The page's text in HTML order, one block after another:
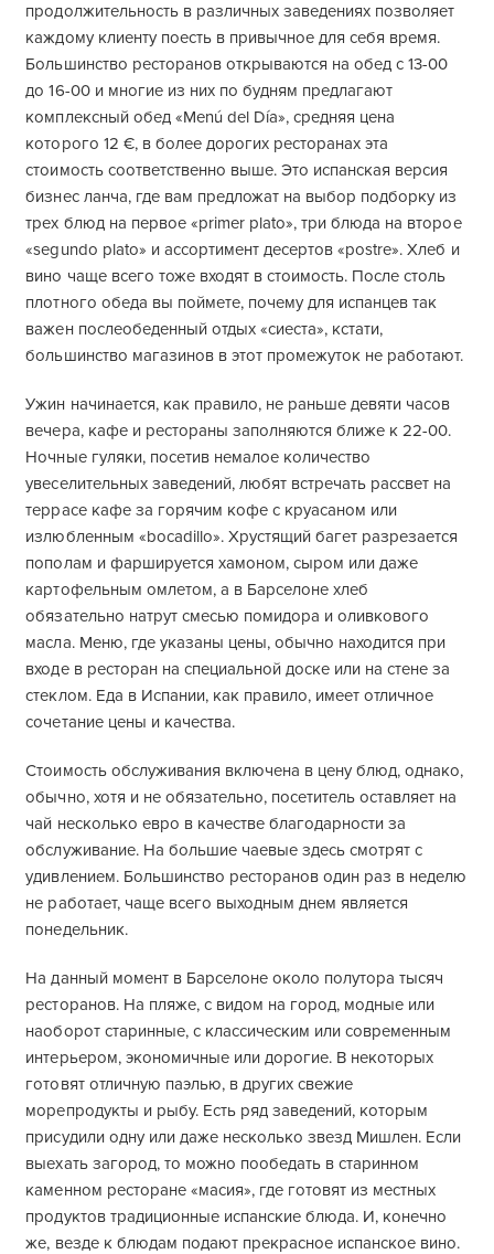
продолжительность в различных заведениях позволяет
каждому клиенту поесть в привычное для себя время.
Большинство ресторанов открываются на обед с 13-00
до 16-00 и многие из них по будням предлагают
комплексный обед «Menú del Día», средняя цена
которого 12 €, в более дорогих ресторанах эта
стоимость соответственно выше. Это испанская версия
бизнес ланча, где вам предложат на выбор подборку из
трех блюд на первое «primer plato», три блюда на второе
«segundo plato» и ассортимент десертов «postre». Хлеб и
вино чаще всего тоже входят в стоимость. После столь
плотного обеда вы поймете, почему для испанцев так
важен послеобеденный отдых «сиеста», кстати,
большинство магазинов в этот промежуток не работают.
Ужин начинается, как правило, не раньше девяти часов
вечера, кафе и рестораны заполняются ближе к 22-00.
Ночные гуляки, посетив немалое количество
увеселительных заведений, любят встречать рассвет на
террасе кафе за горячим кофе с круасаном или
излюбленным «bocadillo». Хрустящий багет разрезается
пополам и фаршируется хамоном, сыром или даже
картофельным омлетом, а в Барселоне хлеб
обязательно натрут смесью помидора и оливкового
масла. Меню, где указаны цены, обычно находится при
входе в ресторан на специальной доске или на стене за
стеклом. Еда в Испании, как правило, имеет отличное
сочетание цены и качества.
Стоимость обслуживания включена в цену блюд, однако,
обычно, хотя и не обязательно, посетитель оставляет на
чай несколько евро в качестве благодарности за
обслуживание. На большие чаевые здесь смотрят с
удивлением. Большинство ресторанов один раз в неделю
не работает, чаще всего выходным днем является
понедельник.
На данный момент в Барселоне около полутора тысяч
ресторанов. На пляже, с видом на город, модные или
наоборот старинные, с классическим или современным
интерьером, экономичные или дорогие. В некоторых
готовят отличную паэлью, в других свежие
морепродукты и рыбу. Есть ряд заведений, которым
присудили одну или даже несколько звезд Мишлен. Если
выехать загород, то можно пообедать в старинном
каменном ресторане «масия», где готовят из местных
продуктов традиционные испанские блюда. И, конечно
же, везде к блюдам подают прекрасное испанское вино.